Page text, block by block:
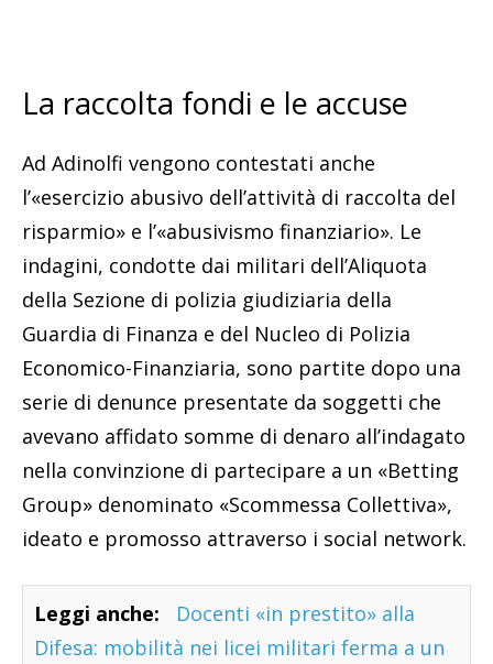
La raccolta fondi e le accuse
Ad Adinolfi vengono contestati anche
l’«esercizio abusivo dell’attività di raccolta del
risparmio» e l’«abusivismo finanziario». Le
indagini, condotte dai militari dell’Aliquota
della Sezione di polizia giudiziaria della
Guardia di Finanza e del Nucleo di Polizia
Economico-Finanziaria, sono partite dopo una
serie di denunce presentate da soggetti che
avevano affidato somme di denaro all’indagato
nella convinzione di partecipare a un «Betting
Group» denominato «Scommessa Collettiva»,
ideato e promosso attraverso i social network.
Leggi anche:
Docenti «in prestito» alla
Difesa: mobilità nei licei militari ferma a un